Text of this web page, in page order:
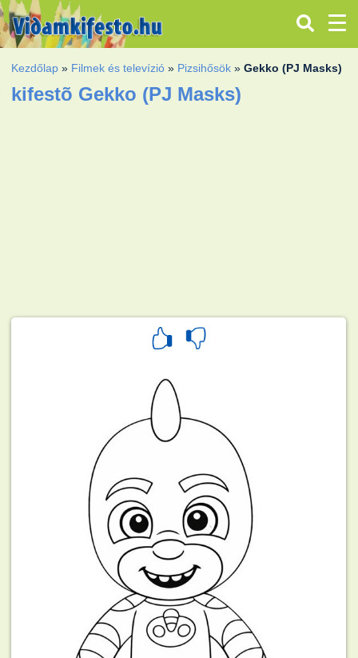
Kezdőlap » Filmek és televízió » Pizsihősök »Gekko (PJ Masks)
kifestõ Gekko (PJ Masks)